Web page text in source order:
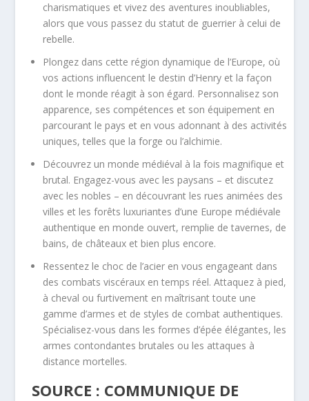
charismatiques et vivez des aventures inoubliables,
alors que vous passez du statut de guerrier à celui de
rebelle.
Plongez dans cette région dynamique de l’Europe, où
vos actions influencent le destin d’Henry et la façon
dont le monde réagit à son égard. Personnalisez son
apparence, ses compétences et son équipement en
parcourant le pays et en vous adonnant à des activités
uniques, telles que la forge ou l’alchimie.
Découvrez un monde médiéval à la fois magnifique et
brutal. Engagez-vous avec les paysans – et discutez
avec les nobles – en découvrant les rues animées des
villes et les forêts luxuriantes d’une Europe médiévale
authentique en monde ouvert, remplie de tavernes, de
bains, de châteaux et bien plus encore.
Ressentez le choc de l’acier en vous engageant dans
des combats viscéraux en temps réel. Attaquez à pied,
à cheval ou furtivement en maîtrisant toute une
gamme d’armes et de styles de combat authentiques.
Spécialisez-vous dans les formes d’épée élégantes, les
armes contondantes brutales ou les attaques à
distance mortelles.
SOURCE : COMMUNIQUE DE